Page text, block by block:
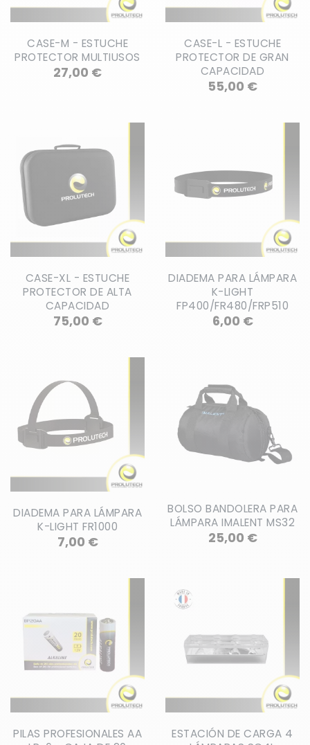
CASE-M - ESTUCHE
PROTECTOR MULTIUSOS
27,00 €Precio
CASE-L - ESTUCHE
PROTECTOR DE GRAN
CAPACIDAD
55,00 €Precio
CASE-XL - ESTUCHE
PROTECTOR DE ALTA
CAPACIDAD
75,00 €Precio
DIADEMA PARA LÁMPARA
K-LIGHT
FP400/FR480/FRP510
6,00 €Precio
DIADEMA PARA LÁMPARA
K-LIGHT FR1000
7,00 €Precio
BOLSO BANDOLERA PARA
LÁMPARA IMALENT MS32
25,00 €Precio
PILAS PROFESIONALES AA
ESTACIÓN DE CARGA 4